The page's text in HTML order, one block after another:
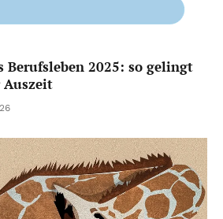
Berufsleben 2025: so gelingt
Auszeit